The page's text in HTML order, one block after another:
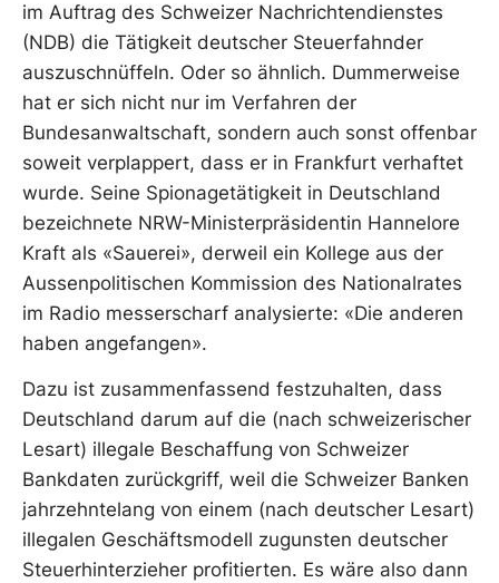
im Auftrag des Schweizer Nachrichtendienstes
(NDB) die Tätigkeit deutscher Steuerfahnder
auszuschnüffeln. Oder so ähnlich. Dummerweise
hat er sich nicht nur im Verfahren der
Bundesanwaltschaft, sondern auch sonst offenbar
soweit verplappert, dass er in Frankfurt verhaftet
wurde. Seine Spionagetätigkeit in Deutschland
bezeichnete NRW-Ministerpräsidentin Hannelore
Kraft als «Sauerei», derweil ein Kollege aus der
Aussenpolitischen Kommission des Nationalrates
im Radio messerscharf analysierte: «Die anderen
haben angefangen».
Dazu ist zusammenfassend festzuhalten, dass
Deutschland darum auf die (nach schweizerischer
Lesart) illegale Beschaffung von Schweizer
Bankdaten zurückgriff, weil die Schweizer Banken
jahrzehntelang von einem (nach deutscher Lesart)
illegalen Geschäftsmodell zugunsten deutscher
Steuerhinterzieher profitierten. Es wäre also dann